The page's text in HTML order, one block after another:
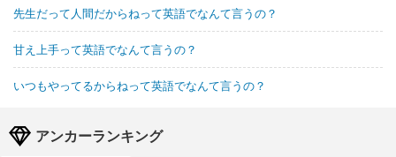
先生だって人間だからねって英語でなんて言うの？
甘え上手って英語でなんて言うの？
いつもやってるからねって英語でなんて言うの？
アンカーランキング